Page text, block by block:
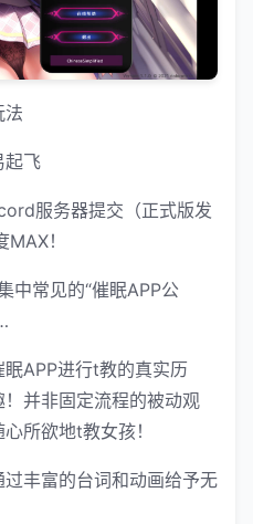
法
起飞
服务器提交（正式版发
！
中常见的“催眠APP公
APP进行t教的真实历
并非固定流程的被动观
所欲地t教女孩！
丰富的台词和动画给予无